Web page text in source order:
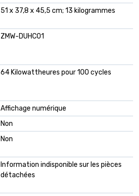
‎51 x 37,8 x 45,5 cm; 13 kilogrammes
‎ZMW-DUHC01
‎64 Kilowattheures pour 100 cycles
‎Affichage numérique
‎Non
‎Non
‎Information indisponible sur les pièces
détachées